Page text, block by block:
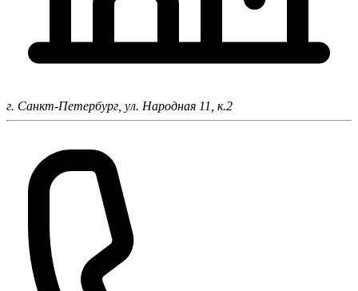
г. Санкт-Петербург, ул. Народная 11, к.2